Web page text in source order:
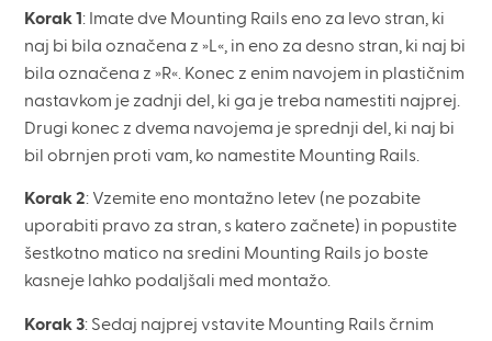
Korak 1 : Imate dve Mounting Rails eno za levo stran, ki
naj bi bila označena z »L«, in eno za desno stran, ki naj bi
bila označena z »R«. Konec z enim navojem in plastičnim
nastavkom je zadnji del, ki ga je treba namestiti najprej.
Drugi konec z dvema navojema je sprednji del, ki naj bi
bil obrnjen proti vam, ko namestite Mounting Rails.
Korak 2: Vzemite eno montažno letev (ne pozabite
uporabiti pravo za stran, s katero začnete) in popustite
šestkotno matico na sredini Mounting Rails jo boste
kasneje lahko podaljšali med montažo.
Korak 3: Sedaj najprej vstavite Mounting Rails črnim